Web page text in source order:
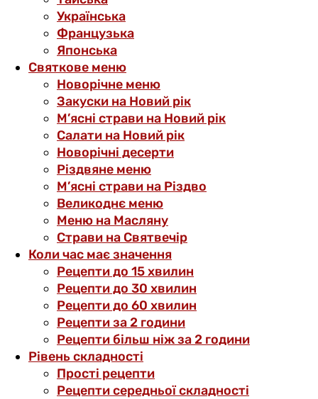
Українська
Французька
Японська
Святкове меню
Новорічне меню
Закуски на Новий рік
М’ясні страви на Новий рік
Салати на Новий рік
Новорічні десерти
Різдвяне меню
М’ясні страви на Різдво
Великоднє меню
Меню на Масляну
Страви на Святвечір
Коли час має значення
Рецепти до 15 хвилин
Рецепти до 30 хвилин
Рецепти до 60 хвилин
Рецепти за 2 години
Рецепти більш ніж за 2 години
Рівень складності
Прості рецепти
Рецепти середньої складності